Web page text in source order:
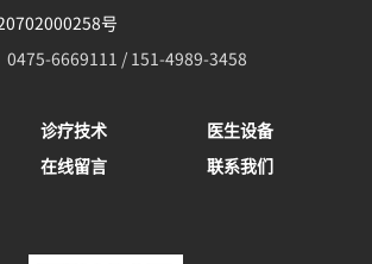
号
0475-6669111 / 151-4989-3458
诊疗技术
医生设备
在线留言
联系我们